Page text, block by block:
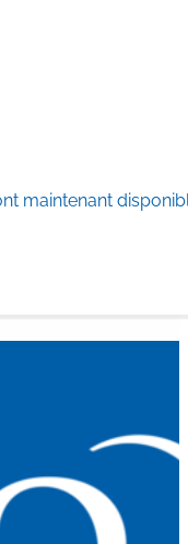
maintenant